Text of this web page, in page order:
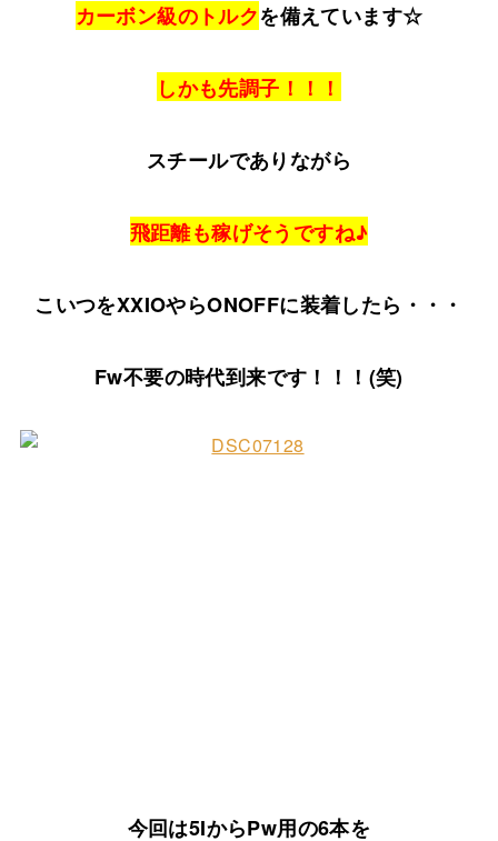
カーボン級のトルクを備えています☆
しかも先調子！！！
スチールでありながら
飛距離も稼げそうですね♪
こいつをXXIOやらONOFFに装着したら・・・
Fw不要の時代到来です！！！(笑)
今回は5IからPw用の6本を